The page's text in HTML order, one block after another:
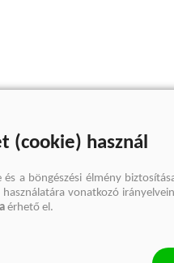
(cookie) használ
a böngészési élmény
vonatkozó
érhető el.